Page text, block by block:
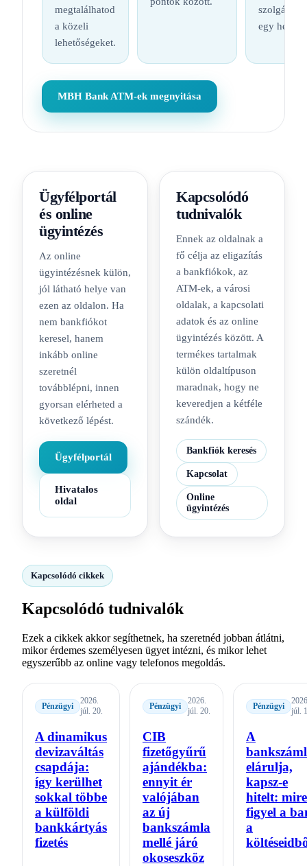
megtalálhatod
a közeli
lehetőségeket.
egy
MBH Bank ATM-ek megnyitása
Ügyfélportál
és online
ügyintézés
Az online
ügyintézésnek külön,
jól látható helye van
ezen az oldalon. Ha
nem bankfiókot
keresel, hanem
inkább online
szeretnél
továbblépni, innen
gyorsan elérheted a
következő lépést.
Ügyfélportál
Hivatalos
oldal
Kapcsolódó
tudnivalók
Ennek az oldalnak a
fő célja az eligazítás
a bankfiókok, az
ATM-ek, a városi
oldalak, a kapcsolati
adatok és az online
ügyintézés között. A
termékes tartalmak
külön oldaltípuson
maradnak, hogy ne
keveredjen a kétféle
szándék.
Bankfiók keresés
Kapcsolat
Online
ügyintézés
Kapcsolódó cikkek
Kapcsolódó tudnivalók
Ezek a cikkek akkor segíthetnek, ha szeretnéd jobban átlátni,
mikor érdemes személyesen ügyet intézni, és mikor lehet
egyszerűbb az online vagy telefonos megoldás.
Pénzügyi
2026.
júl. 20.
A dinamikus
devizaváltás
csapdája:
így kerülhet
sokkal többe
a külföldi
bankkártyás
fizetés
Pénzügyi
2026.
júl. 20.
CIB
fizetőgyűrű
ajándékba:
ennyit ér
valójában
az új
bankszámla
mellé járó
okoseszköz
Pénzügyi
júl.
A
elárulja,
kapsz-e
hitelt: mire
figyel a
a